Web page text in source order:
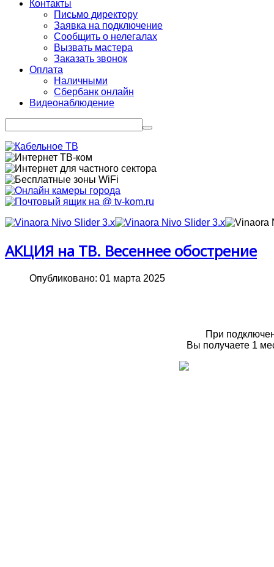
Контакты
Письмо директору
Заявка на подключение
Сообщить о нелегалах
Вызвать мастера
Заказать звонок
Оплата
Наличными
Сбербанк онлайн
Видеонаблюдение
АКЦИЯ на ТВ. Весеннее обострение
Опубликовано: 01 марта 2025
При
Вы получаете 1